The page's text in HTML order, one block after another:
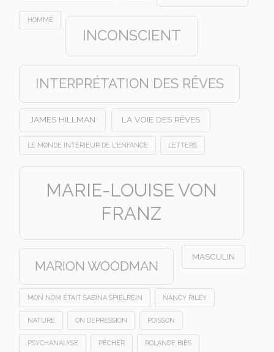
HOMME
INCONSCIENT
INTERPRÉTATION DES RÊVES
JAMES HILLMAN LA VOIE DES RÊVES
LE MONDE INTÉRIEUR DE L'ENFANCE LETTERS
MARIE-LOUISE VON
FRANZ
MARION WOODMAN
MASCULIN
MON NOM ÉTAIT SABINA SPIELREIN NANCY RILEY
NATURE ON DEPRESSION POISSON
PSYCHANALYSE PÊCHER ROLANDE BIÈS